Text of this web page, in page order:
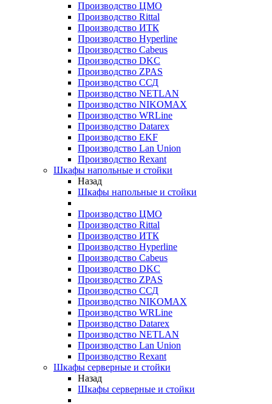
Производство ЦМО
Производство Rittal
Производство ИТК
Производство Hyperline
Производство Cabeus
Производство DKC
Производство ZPAS
Производство ССД
Производство NETLAN
Производство NIKOMAX
Производство WRLine
Производство Datarex
Производство EKF
Производство Lan Union
Производство Rexant
Шкафы напольные и стойки
Назад
Шкафы напольные и стойки
Производство ЦМО
Производство Rittal
Производство ИТК
Производство Hyperline
Производство Cabeus
Производство DKC
Производство ZPAS
Производство ССД
Производство NIKOMAX
Производство WRLine
Производство Datarex
Производство NETLAN
Производство Lan Union
Производство Rexant
Шкафы серверные и стойки
Назад
Шкафы серверные и стойки